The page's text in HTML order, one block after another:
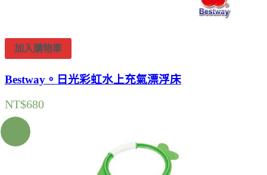
加入購物車
Bestway。日光彩虹水上充氣漂浮床
NT$680